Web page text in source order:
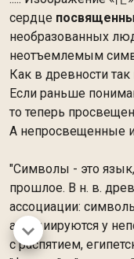
сердце
необразованных
неотъемлемым
Как в древности
Если раньше
то теперь
А непросвещенные
"Символы - это
прошлое. В н. в.
ассоциации:
ассоциируются у
с распятием,